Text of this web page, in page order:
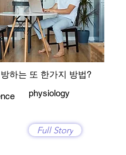
하는 또 한가지 방법?
physiology
Full Story